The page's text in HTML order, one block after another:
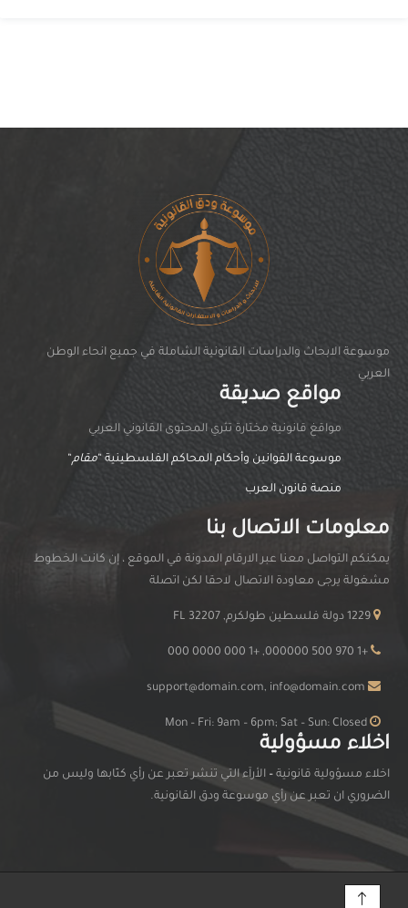
موسوعة الابحاث والدراسات القانونية الشاملة في جميع انحاء الوطن
العربي
مواقع صديقة
مواقغ قانونية مختارة تثري المحتوى القانوني العربي
موسوعة القوانين وأحكام المحاكم الفلسطينية “مقام“
منصة قانون العرب
معلومات الاتصال بنا
يمكنكم التواصل معنا عبر الارقام المدونة في الموقع ، إن كانت الخطوط
مشغولة يرجى معاودة الاتصال لاحقا لكن اتصلة
+1 970 500 000000, +1 000 0000 000
اخلاء مسؤولية
اخلاء مسؤولية قانونية – الأرآء التي تنشر تعبر عن رأي كتّابها وليس من
الضروري ان تعبر عن رأي موسوعة ودق القانونية.